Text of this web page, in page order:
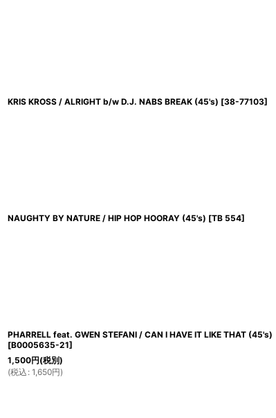
KRIS KROSS / ALRIGHT b/w D.J. NABS BREAK (45's) [38-77103]
NAUGHTY BY NATURE / HIP HOP HOORAY (45's) [TB 554]
PHARRELL feat. GWEN STEFANI / CAN I HAVE IT LIKE THAT (45's)
[B0005635-21]
1,500円(税別)
(税込 : 1,650円)